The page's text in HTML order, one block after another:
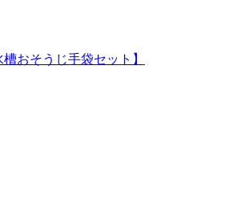
おそうじ手袋セット】